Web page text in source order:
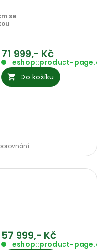
se
71 999,- Kč
eshop::product-
Do košíku
57 999,- Kč
eshop::product-